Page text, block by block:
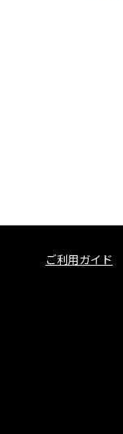
ご利用ガイド